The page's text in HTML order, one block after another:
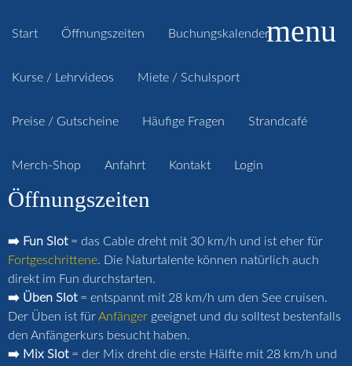
Start Öffnungszeiten Buchungskalender
Kurse / Lehrvideos Miete / Schulsport
Preise / Gutscheine Häufige Fragen Strandcafé
Merch-Shop Anfahrt Kontakt Login
menu
Öffnungszeiten
➡️ Fun Slot= das Cable dreht mit 30 km/h und ist eher für
Fortgeschrittene. Die Naturtalente können natürlich auch
direkt im Fun durchstarten.
➡️ Üben Slot= entspannt mit 28 km/h um den See cruisen.
Der Üben ist fürAnfänger geeignet und du solltest bestenfalls
den Anfängerkurs besucht haben.
➡️ Mix Slot= der Mix dreht die erste Hälfte mit 28 km/h und